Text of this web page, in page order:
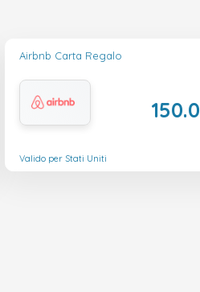
Airbnb Carta Regalo
Valido per Stati Uniti